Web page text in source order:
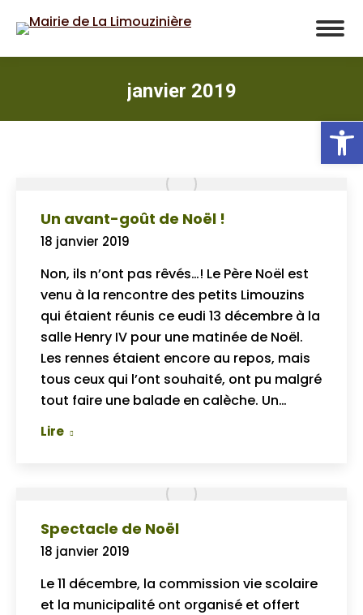
janvier 2019
Un avant-goût de Noël !
18 janvier 2019
Non, ils n’ont pas rêvés…! Le Père Noël est
venu à la rencontre des petits Limouzins
qui étaient réunis ce eudi 13 décembre à la
salle Henry IV pour une matinée de Noël.
Les rennes étaient encore au repos, mais
tous ceux qui l’ont souhaité, ont pu malgré
tout faire une balade en calèche. Un…
Lire
Spectacle de Noël
18 janvier 2019
Le 11 décembre, la commission vie scolaire
et la municipalité ont organisé et offert